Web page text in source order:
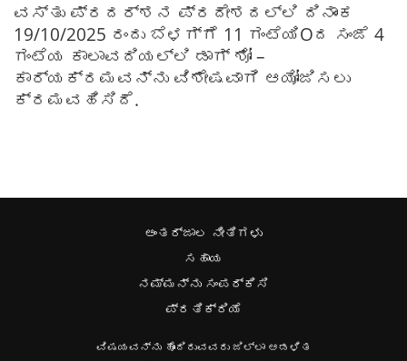
ವಸ್ತು ಪ್ರದರ್ಶನ ಪ್ರದೇಶದಲ್ಲಿ ದಿನಾಂಕ
19/10/2025 ರಂದು ಬೆಳಗ್ಗೆ 11 ಗಂಟೆಯಿOದ ಸಂಜೆ 4
ಗಂಟೆಯ ಕಾಲಾವದಿಯಲ್ಲಿ ಡಾಗ್ ಶೋ –
ಕಾರ್ಯಕ್ರಮವನ್ನು ವಿಶೇಷವಾಗಿ ಆಯೋಜಿಸಲು
ಕ್ರಮವಹಿಸಿದೆ.
ಅಂತರ್ಜಾಲ ನೀತಿಗಳು
ಸಹಾಯ
ನಮ್ಮನ್ನು ಸಂಪರ್ಕಿಸಿ
ಪ್ರತಿಕ್ರಿಯೆ
ವಿಷಯವನ್ನು ಹೊಂದಿರುವವರು ಜಿಲ್ಲಾ ಆಡಳಿತ